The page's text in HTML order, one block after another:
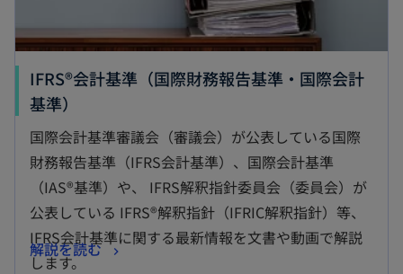
IFRS®会計基準（国際財務報告基準・国際会計
基準）
し
い
タ
ブ
で
開
国際会計基準審議会（審議会）が公表している国際
財務報告基準（IFRS会計基準）、国際会計基準
（IAS®基準）や、 IFRS解釈指針委員会（委員会）が
公表している IFRS®解釈指針（IFRIC解釈指針）等、
IFRS会計基準に関する最新情報を文書や動画で解説
します。
解説を読む
新